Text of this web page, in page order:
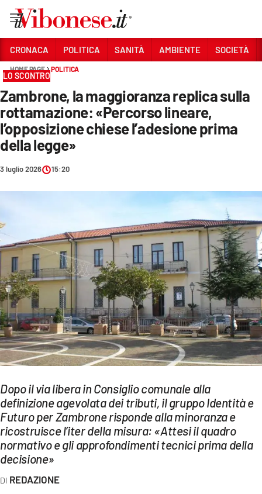
Sezioni
CRONACA
POLITICA
SANITÀ
AMBIENTE
SOCIETÀ
ECONOMIA E LAVORO
EVENTI
SPORT
Streaming
LAC TV
LAC ONAIR
LaC
Network
LACPLAY.IT
CRONACA POLITICA SANITÀ AMBIENTE SOCIETÀ
HOME PAGE POLITICA
LO SCONTRO
Zambrone, la maggioranza replica sulla
rottamazione: «Percorso lineare,
l’opposizione chiese l’adesione prima
della legge»
3 luglio 2026 15:20
Dopo il via libera in Consiglio comunale alla
definizione agevolata dei tributi, il gruppo Identità e
Futuro per Zambrone risponde alla minoranza e
ricostruisce l’iter della misura: «Attesi il quadro
normativo e gli approfondimenti tecnici prima della
decisione»
REDAZIONE